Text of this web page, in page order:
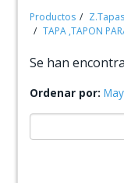
Productos
TAPA ,TAPON
Se han
Ordenar por: